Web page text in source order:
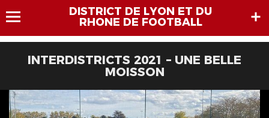
DISTRICT DE LYON ET DU
RHONE DE FOOTBALL
INTERDISTRICTS 2021 – UNE BELLE
MOISSON